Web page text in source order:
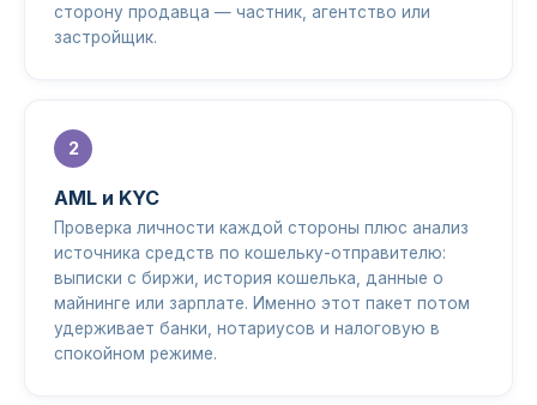
сторону продавца — частник, агентство или
застройщик.
AML и KYC
Проверка личности каждой стороны плюс анализ
источника средств по кошельку-отправителю:
выписки с биржи, история кошелька, данные о
майнинге или зарплате. Именно этот пакет потом
удерживает банки, нотариусов и налоговую в
спокойном режиме.